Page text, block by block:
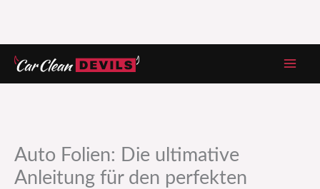
Zum
Inhalt
Auto Folien: Die ultimative
Anleitung für den perfekten